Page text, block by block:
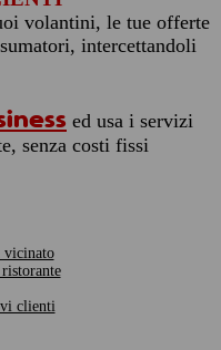
volantini, le tue offerte
intercettandoli
ed usa i servizi
senza costi fissi
vicinato
clienti